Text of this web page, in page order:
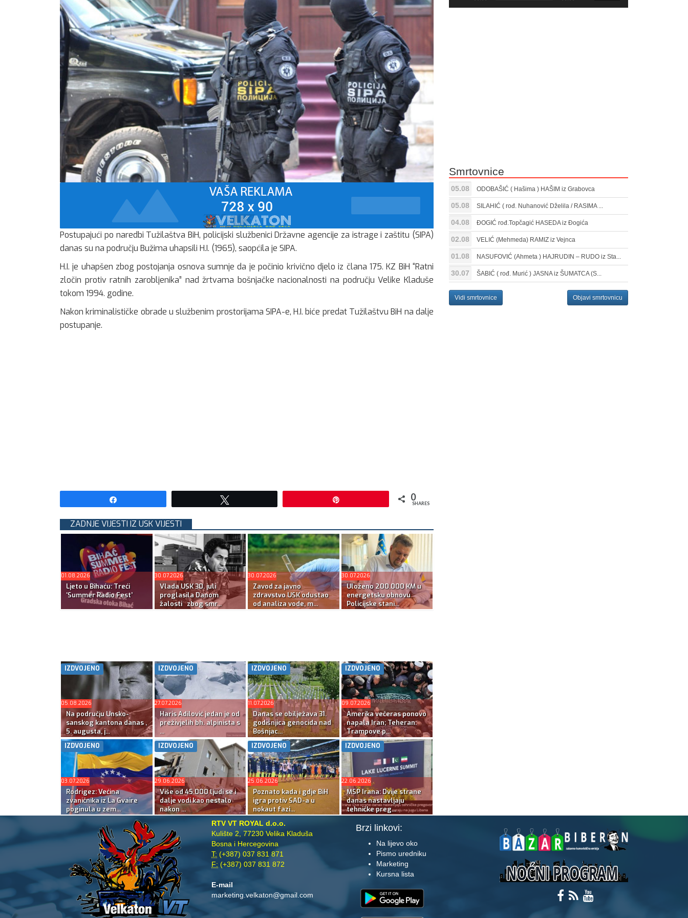
Postupajući po naredbi Tužilaštva BiH, policijski službenici Državne agencije za istrage i zaštitu (SIPA)
danas su na području Bužima uhapsili H.I. (1965), saopćila je SIPA.
H.I. je uhapšen zbog postojanja osnova sumnje da je počinio krivično djelo iz člana 175. KZ BiH “Ratni
zločin protiv ratnih zarobljenika” nad žrtvama bošnjačke nacionalnosti na području Velike Kladuše
tokom 1994. godine.
Nakon kriminalističke obrade u službenim prostorijama SIPA-e, H.I. biće predat Tužilaštvu BiH na dalje
postupanje.
0
SHARES
ZADNJE VIJESTI IZ USK VIJESTI
01.08.2026
Ljeto u Bihaću: Treći
‘Summer Radio Fest’
30.07.2026
Vlada USK 30. juli
proglasila Danom
žalosti zbog smr...
30.07.2026
Zavod za javno
zdravstvo USK odustao
od analiza vode, m...
30.07.2026
Uloženo 200.000 KM u
energetsku obnovu
Policijske stani...
IZDVOJENO
05.08.2026
Na području Unsko-
sanskog kantona danas ,
5. augusta, j...
IZDVOJENO
27.07.2026
Haris Adilović jedan je od
preživjelih bh. alpinista s
...
IZDVOJENO
11.07.2026
Danas se obilježava 31.
godišnjica genocida nad
Bošnjac...
IZDVOJENO
09.07.2026
Amerika večeras ponovo
napala Iran; Teheran:
Trampove p...
IZDVOJENO
03.07.2026
Rodrigez: Većina
zvaničnika iz La Gvaire
poginula u zem...
IZDVOJENO
29.06.2026
Više od 45.000 ljudi se i
dalje vodi kao nestalo
nakon ...
IZDVOJENO
25.06.2026
Poznato kada i gdje BiH
igra protiv SAD-a u
nokaut fazi...
IZDVOJENO
22.06.2026
MSP Irana: Dvije strane
danas nastavljaju
tehničke preg...
Gore/Dole
Smrtovnice
05.08 ODOBAŠIĆ ( Hašima ) HAŠIM iz Grabovca
05.08 SILAHIĆ ( rođ. Nuhanović Dželila / RASIMA ...
04.08 ĐOGIĆ rođ.Topčagić HASEDA iz Đogića
02.08 VELIĆ (Mehmeda) RAMIZ iz Vejnca
01.08 NASUFOVIĆ (Ahmeta ) HAJRUDIN – RUDO iz Sta...
30.07 ŠABIĆ ( rođ. Murić ) JASNA iz ŠUMATCA (S...
Vidi smrtovnice Objavi smrtovnicu
RTV VT ROYAL d.o.o.
Kulište 2, 77230 Velika Kladuša
Bosna i Hercegovina
T: (+387) 037 831 871
F: (+387) 037 831 872
E-mail
marketing.velkaton@gmail.com
Brzi linkovi:
Na lijevo oko
Pismo uredniku
Marketing
Kursna lista